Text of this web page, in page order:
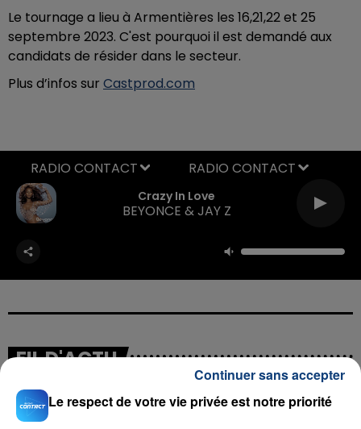
Le tournage a lieu à Armentières les 16,21,22 et 25
septembre 2023. C'est pourquoi il est demandé aux
candidats de résider dans le secteur.
Plus d’infos sur Castprod.com
Crazy In Love
BEYONCE & JAY Z
RADIO CONTACT
FIL D'ACTU
Le respect de votre vie privée est notre priorité
Continuer sans accepter